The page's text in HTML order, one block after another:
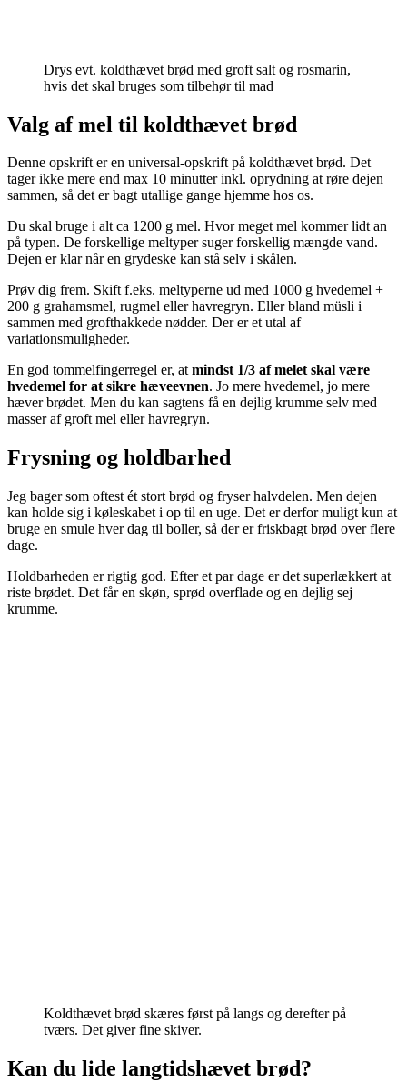
Drys evt. koldthævet brød med groft salt og rosmarin,
hvis det skal bruges som tilbehør til mad
Valg af mel til koldthævet brød
Denne opskrift er en universal-opskrift på koldthævet brød. Det
tager ikke mere end max 10 minutter inkl. oprydning at røre dejen
sammen, så det er bagt utallige gange hjemme hos os.
Du skal bruge i alt ca 1200 g mel. Hvor meget mel kommer lidt an
på typen. De forskellige meltyper suger forskellig mængde vand.
Dejen er klar når en grydeske kan stå selv i skålen.
Prøv dig frem. Skift f.eks. meltyperne ud med 1000 g hvedemel +
200 g grahamsmel, rugmel eller havregryn. Eller bland müsli i
sammen med grofthakkede nødder. Der er et utal af
variationsmuligheder.
En god tommelfingerregel er, atmindst 1/3 af melet skal være
hvedemel for at sikre hæveevnen. Jo mere hvedemel, jo mere
hæver brødet. Men du kan sagtens få en dejlig krumme selv med
masser af groft mel eller havregryn.
Frysning og holdbarhed
Jeg bager som oftest ét stort brød og fryser halvdelen. Men dejen
kan holde sig i køleskabet i op til en uge. Det er derfor muligt kun at
bruge en smule hver dag til boller, så der er friskbagt brød over flere
dage.
Holdbarheden er rigtig god. Efter et par dage er det superlækkert at
riste brødet. Det får en skøn, sprød overflade og en dejlig sej
krumme.
Koldthævet brød skæres først på langs og derefter på
tværs. Det giver fine skiver.
Kan du lide langtidshævet brød?